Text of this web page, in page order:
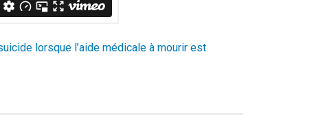
lorsque l’aide médicale à mourir est